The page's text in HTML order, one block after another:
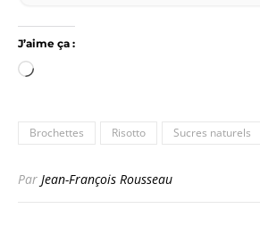
J’aime ça :
Chargement…
Brochettes Risotto Sucres naturels
Par Jean-François Rousseau